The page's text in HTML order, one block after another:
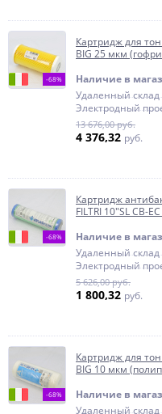
-68%
Картридж для
BIG 25 мкм
Наличие в
Удаленный склад
Электродный
13 676,00 руб.
4 376,32 руб.
-68%
Картридж
FILTRI 10"SL CB-
Наличие в
Удаленный склад
Электродный
5 626,00 руб.
1 800,32 руб.
-68%
Картридж для
BIG 10 мкм
Наличие в
Удаленный склад